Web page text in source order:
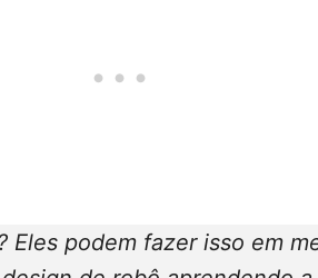
Eles podem fazer isso em